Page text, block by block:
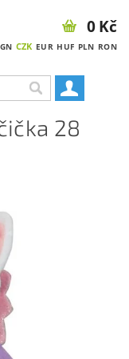
CZK EUR HUF PLN RON
0 Kč
28